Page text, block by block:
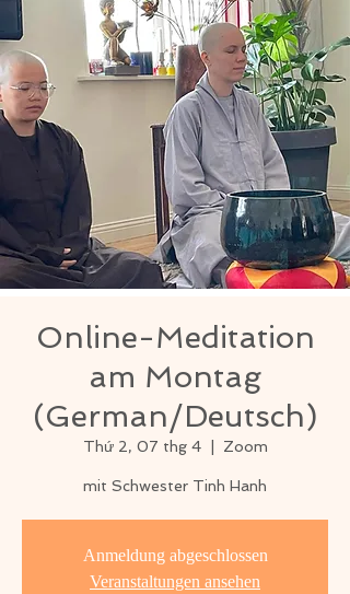
Online-Meditation
am Montag
(German/Deutsch)
Thứ 2, 07 thg 4
  |
Zoom
mit Schwester Tinh Hanh
Anmeldung abgeschlossen
Veranstaltungen ansehen